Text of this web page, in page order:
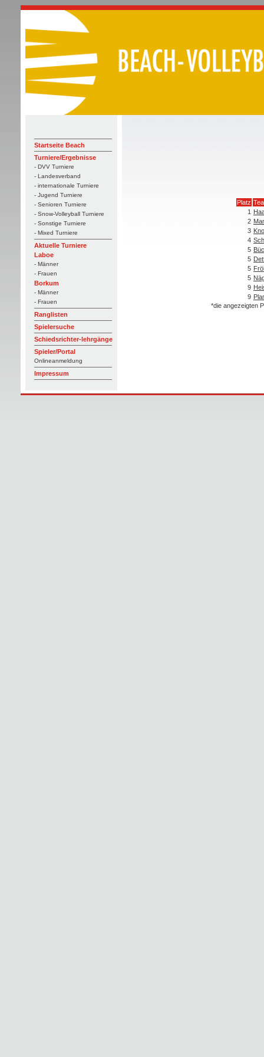
Startseite Beach
Turniere/Ergebnisse
- DVV Turniere
- Landesverband
- internationale Turniere
- Jugend Turniere
- Senioren Turniere
- Snow-Volleyball Turniere
- Sonstige Turniere
- Mixed Turniere
Aktuelle Turniere
Laboe
- Männer
- Frauen
Borkum
- Männer
- Frauen
Ranglisten
Spielersuche
Schiedsrichter-lehrgänge
Spieler/Portal
Onlineanmeldung
Impressum
Platz
1
2
3
4
5
5
5
5
9
9
*die angezeigten